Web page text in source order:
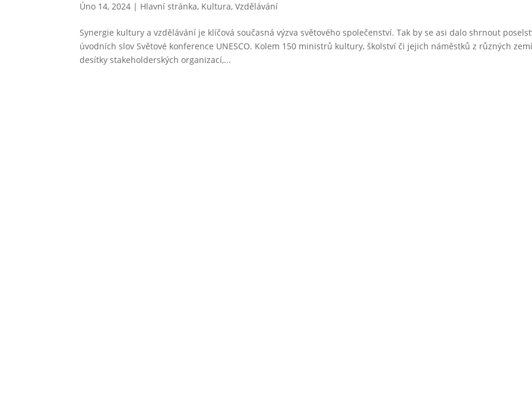
Úno 14, 2024 | Hlavní stránka, Kultura,Vzdělávání
Synergie kultury a vzdělávání je klíčová současná výzva světového společenství. Tak by se asi dalo shrnout
úvodních slov Světové konference UNESCO. Kolem 150 ministrů kultury, školství či jejich náměstků z různých
desítky stakeholderských organizací,...